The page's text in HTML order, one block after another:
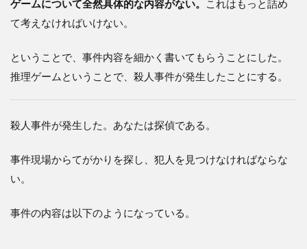
ゲームについて全然具体的な内容がない。
これはもっと詰め
て考えなければいけない。
ということで、事件内容を細かく書いてもらうことにした。
推理ゲームということで、殺人事件が発生したことにする。
殺人事件が発生した。あなたは探偵である。
事件現場からてがかりを探し、犯人を見つけなければならな
い。
事件の内容は以下のようになっている。